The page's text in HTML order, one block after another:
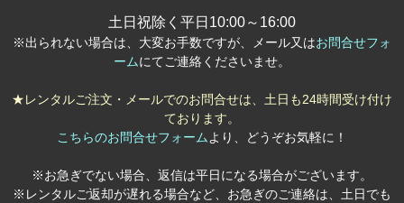
土日祝除く平日10:00～16:00
※出られない場合は、大変お手数ですが、メール又はお問合せフォ
ームにてご連絡くださいませ。
★レンタルご注文・メールでのお問合せは、土日も24時間受け付け
ております。
こちらのお問合せフォームより、どうぞお気軽に！
※お急ぎでない場合、返信は平日になる場合がございます。
※レンタルご返却が遅れる場合など、お急ぎのご連絡は、土日でも